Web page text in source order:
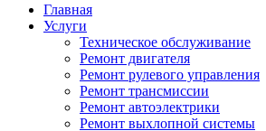
Главная
Услуги
Техническое обслуживание
Ремонт двигателя
Ремонт рулевого управления
Ремонт трансмиссии
Ремонт автоэлектрики
Ремонт выхлопной системы